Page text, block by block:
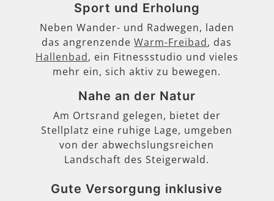
Sport und Erholung
Neben Wander- und Radwegen, laden
das angrenzendeWarm-Freibad, das
Hallenbad, ein Fitnessstudio und vieles
mehr ein, sich aktiv zu bewegen.
Nahe an der Natur
Am Ortsrand gelegen, bietet der
Stellplatz eine ruhige Lage, umgeben
von der abwechslungsreichen
Landschaft des Steigerwald.
Gute Versorgung inklusive